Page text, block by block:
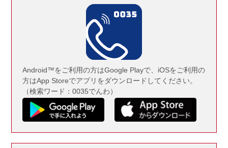
Android™をご利用の方はGoogle Playで、iOSをご利用の
方はApp Storeでアプリをダウンロードしてください。
（検索ワード：0035でんわ）